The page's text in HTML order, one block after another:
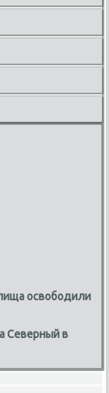
освободили
Северный в